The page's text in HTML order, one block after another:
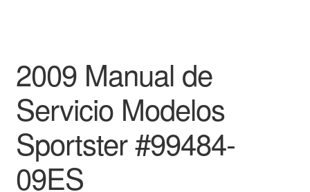
2009 Manual de
Servicio Modelos
Sportster #99484-
09ES